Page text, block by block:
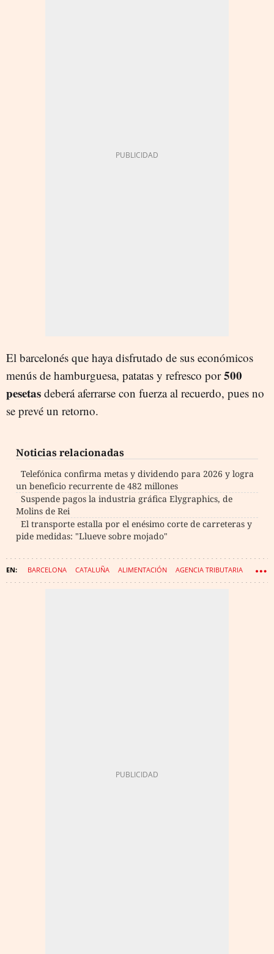
El barcelonés que haya disfrutado de sus económicos
menús de hamburguesa, patatas y refresco por500
pesetas deberá aferrarse con fuerza al recuerdo, pues no
se prevé un retorno.
Noticias relacionadas
Telefónica confirma metas y dividendo para 2026 y logra
un beneficio recurrente de 482 millones
Suspende pagos la industria gráfica Elygraphics, de
Molins de Rei
El transporte estalla por el enésimo corte de carreteras y
pide medidas: "Llueve sobre mojado"
BARCELONA CATALUÑA ALIMENTACIÓN AGENCIA TRIBUTARIA